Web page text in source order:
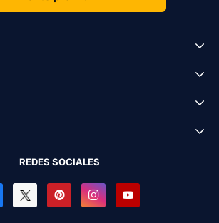
REDES SOCIALES